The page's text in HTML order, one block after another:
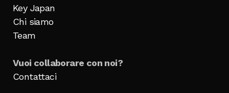
Key Japan
Chi siamo
Team
Vuoi collaborare con noi?
Contattaci